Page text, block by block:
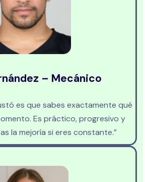
– Mecánico
es que sabes exactamente qué
Es práctico, progresivo y
la mejoría si eres constante.”